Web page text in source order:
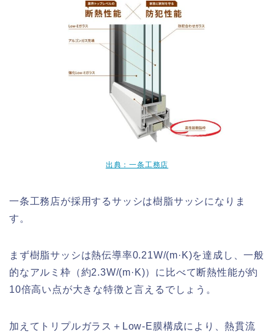
出典：一条工務店
一条工務店が採用するサッシは樹脂サッシになりま
す。
まず樹脂サッシは熱伝導率0.21W/(m·K)を達成し、一般
的なアルミ枠（約2.3W/(m·K)）に比べて断熱性能が約
10倍高い点が大きな特徴と言えるでしょう。
加えてトリプルガラス＋Low-E膜構成により、熱貫流